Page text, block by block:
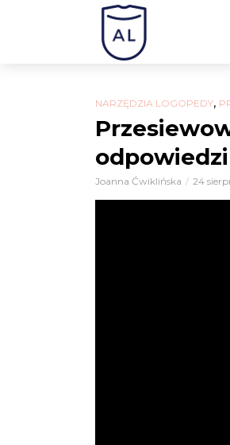
NARZĘDZIA LOGOPEDY,
odpowiedzi
Joanna Ćwiklińska 24